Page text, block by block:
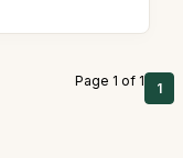
Page 1 of 1 1